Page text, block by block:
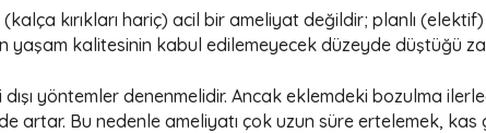
kırıkları hariç) acil bir ameliyat değildir; planlı
yaşam kalitesinin kabul edilemeyecek düzeyde düştüğü
yöntemler denenmelidir. Ancak eklemdeki bozulma
artar. Bu nedenle ameliyatı çok uzun süre ertelemek, kas